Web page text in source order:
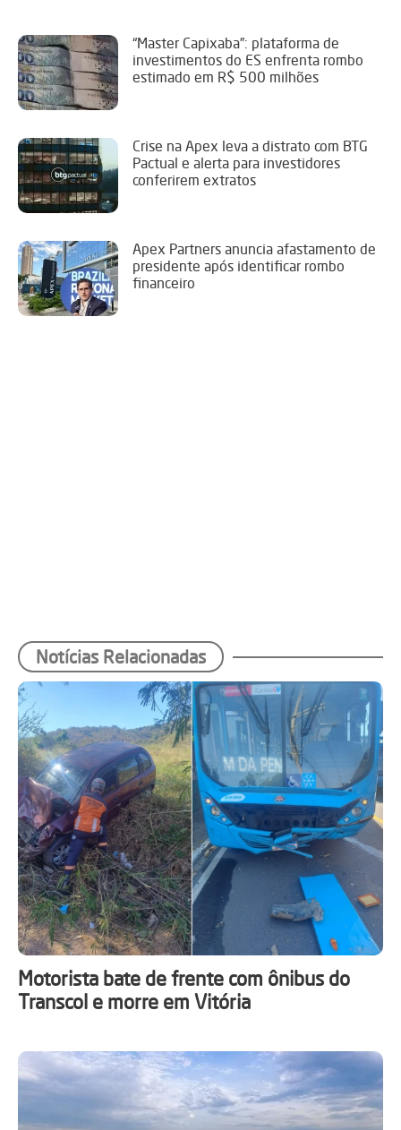
“Master Capixaba”: plataforma de
investimentos do ES enfrenta rombo
estimado em R$ 500 milhões
Crise na Apex leva a distrato com BTG
Pactual e alerta para investidores
conferirem extratos
Apex Partners anuncia afastamento de
presidente após identificar rombo
financeiro
Notícias Relacionadas
Motorista bate de frente com ônibus do
Transcol e morre em Vitória